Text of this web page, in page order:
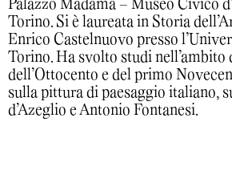
Palazzo Madama – Museo Civico
Torino. Si è laureata in Storia
Enrico Castelnuovo presso
Torino. Ha svolto studi nell’ambito
dell’Ottocento e del primo
sulla pittura di paesaggio italiano,
d’Azeglio e Antonio Fontanesi.